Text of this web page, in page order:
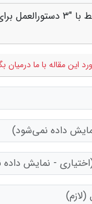
دیدگاه های مرتبط با "3
این مقاله با ما درمیان